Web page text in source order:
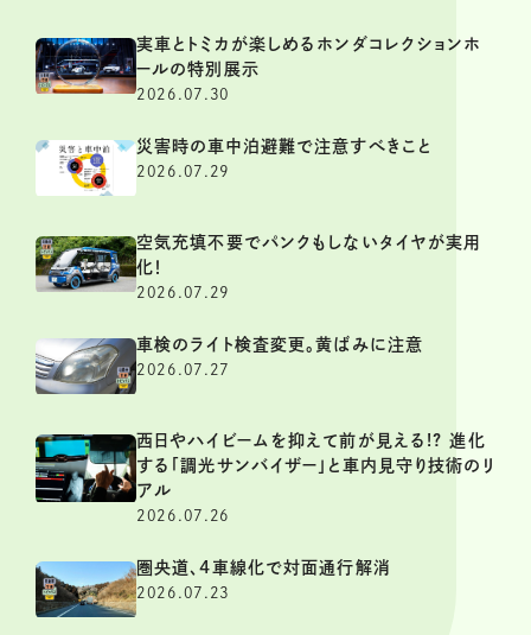
実車とトミカが楽しめるホンダコレクションホ
ールの特別展示
2026.07.30
災害時の車中泊避難で注意すべきこと
2026.07.29
空気充填不要でパンクもしないタイヤが実用
化！
2026.07.29
車検のライト検査変更。黄ばみに注意
2026.07.27
西日やハイビームを抑えて前が見える!? 進化
する「調光サンバイザー」と車内見守り技術のリ
アル
2026.07.26
圏央道、4車線化で対面通行解消
2026.07.23